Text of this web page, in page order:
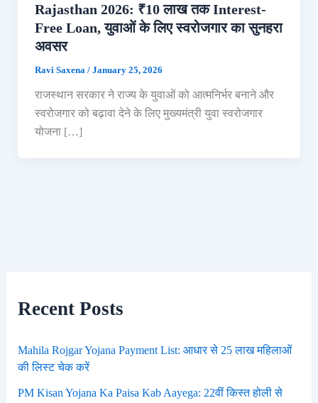
Rajasthan 2026: ₹10 लाख तक Interest-
Free Loan, युवाओं के लिए स्वरोजगार का सुनहरा
अवसर
Ravi Saxena / January 25, 2026
राजस्थान सरकार ने राज्य के युवाओं को आत्मनिर्भर बनाने और
स्वरोजगार को बढ़ावा देने के लिए मुख्यमंत्री युवा स्वरोजगार
योजना […]
Recent Posts
Mahila Rojgar Yojana Payment List: आधार से 25 लाख महिलाओं
की लिस्ट चेक करें
PM Kisan Yojana Ka Paisa Kab Aayega: 22वीं किस्त होली से